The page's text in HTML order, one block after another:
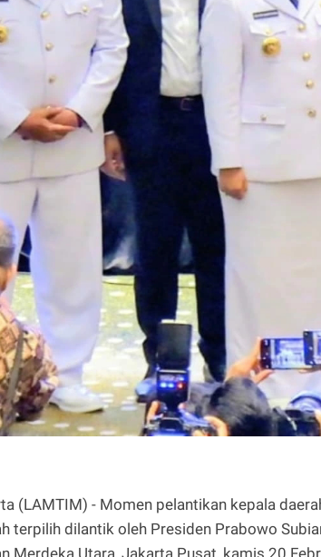
(LAMTIM) - Momen pelantikan kepala
terpilih dilantik oleh Presiden Prabowo